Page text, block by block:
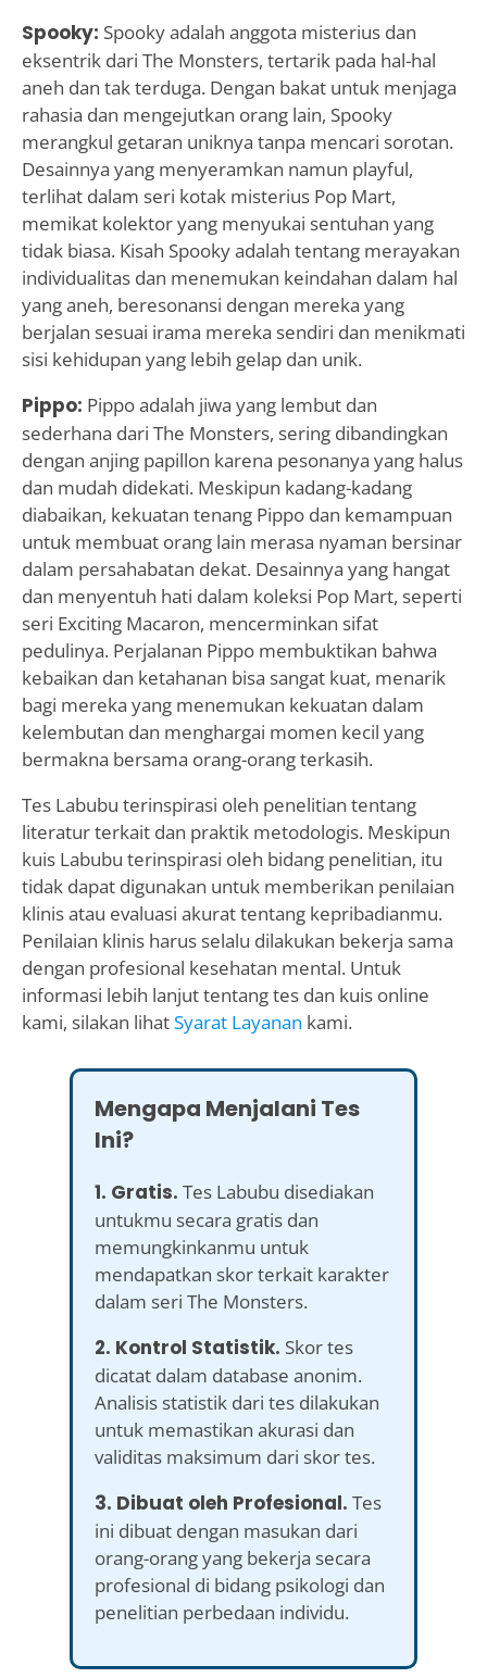
Spooky: Spooky adalah anggota misterius dan
eksentrik dari The Monsters, tertarik pada hal-hal
aneh dan tak terduga. Dengan bakat untuk menjaga
rahasia dan mengejutkan orang lain, Spooky
merangkul getaran uniknya tanpa mencari sorotan.
Desainnya yang menyeramkan namun playful,
terlihat dalam seri kotak misterius Pop Mart,
memikat kolektor yang menyukai sentuhan yang
tidak biasa. Kisah Spooky adalah tentang merayakan
individualitas dan menemukan keindahan dalam hal
yang aneh, beresonansi dengan mereka yang
berjalan sesuai irama mereka sendiri dan menikmati
sisi kehidupan yang lebih gelap dan unik.
Pippo: Pippo adalah jiwa yang lembut dan
sederhana dari The Monsters, sering dibandingkan
dengan anjing papillon karena pesonanya yang halus
dan mudah didekati. Meskipun kadang-kadang
diabaikan, kekuatan tenang Pippo dan kemampuan
untuk membuat orang lain merasa nyaman bersinar
dalam persahabatan dekat. Desainnya yang hangat
dan menyentuh hati dalam koleksi Pop Mart, seperti
seri Exciting Macaron, mencerminkan sifat
pedulinya. Perjalanan Pippo membuktikan bahwa
kebaikan dan ketahanan bisa sangat kuat, menarik
bagi mereka yang menemukan kekuatan dalam
kelembutan dan menghargai momen kecil yang
bermakna bersama orang-orang terkasih.
Tes Labubu terinspirasi oleh penelitian tentang
literatur terkait dan praktik metodologis. Meskipun
kuis Labubu terinspirasi oleh bidang penelitian, itu
tidak dapat digunakan untuk memberikan penilaian
klinis atau evaluasi akurat tentang kepribadianmu.
Penilaian klinis harus selalu dilakukan bekerja sama
dengan profesional kesehatan mental. Untuk
informasi lebih lanjut tentang tes dan kuis online
kami, silakan lihatSyarat Layanan kami.
Mengapa Menjalani Tes
Ini?
1. Gratis. Tes Labubu disediakan
untukmu secara gratis dan
memungkinkanmu untuk
mendapatkan skor terkait karakter
dalam seri The Monsters.
2. Kontrol Statistik. Skor tes
dicatat dalam database anonim.
Analisis statistik dari tes dilakukan
untuk memastikan akurasi dan
validitas maksimum dari skor tes.
3. Dibuat oleh Profesional. Tes
ini dibuat dengan masukan dari
orang-orang yang bekerja secara
profesional di bidang psikologi dan
penelitian perbedaan individu.